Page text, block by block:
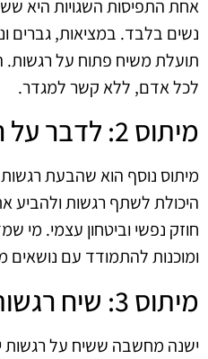
אחת התפיסות השגויות היא
נשים בלבד. במציאות, גברים
תועלת משיח פתוח על רגשות.
לכל אדם, ללא קשר למגדר.
מיתוס 2: לדבר על רגשות זה חולשה
מיתוס נוסף הוא שהבעת
היכולת לשתף רגשות ולהביע
חוזק נפשי וביטחון עצמי. מי
ומוכנות להתמודד עם נושאים
מיתוס 3: שיח רגשות מביא לעימותים
ישנה מחשבה ששיח על רגשות